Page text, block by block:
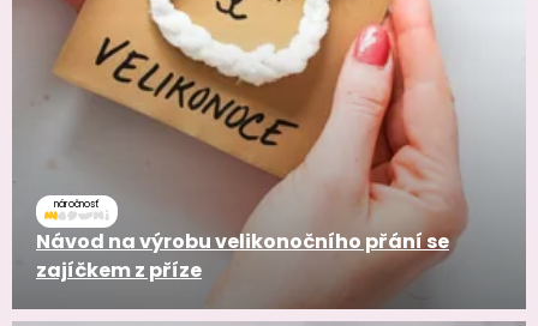
náročnosť
Návod na výrobu velikonočního přání se
zajíčkem z příze